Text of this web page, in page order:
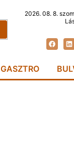
2026. 08. 8.
GASZTRO